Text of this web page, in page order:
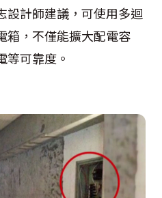
設計師建議，可使用多迴
箱，不僅能擴大配電容
等可靠度。